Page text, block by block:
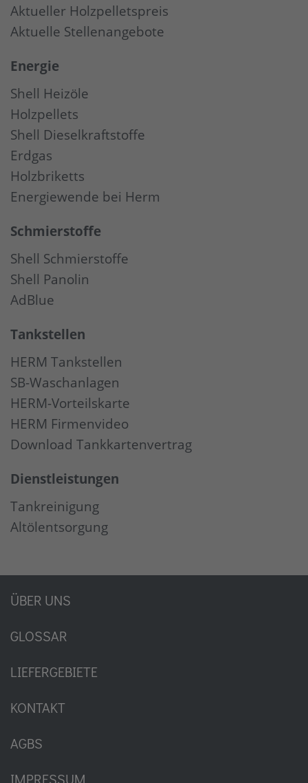
Aktueller Holzpelletspreis
Aktuelle Stellenangebote
Energie
Shell Heizöle
Holzpellets
Shell Dieselkraftstoffe
Erdgas
Holzbriketts
Energiewende bei Herm
Schmierstoffe
Shell Schmierstoffe
Shell Panolin
AdBlue
Tankstellen
HERM Tankstellen
SB-Waschanlagen
HERM-Vorteilskarte
HERM Firmenvideo
Download Tankkartenvertrag
Dienstleistungen
Tankreinigung
Altölentsorgung
ÜBER UNS
GLOSSAR
LIEFERGEBIETE
KONTAKT
AGBS
IMPRESSUM